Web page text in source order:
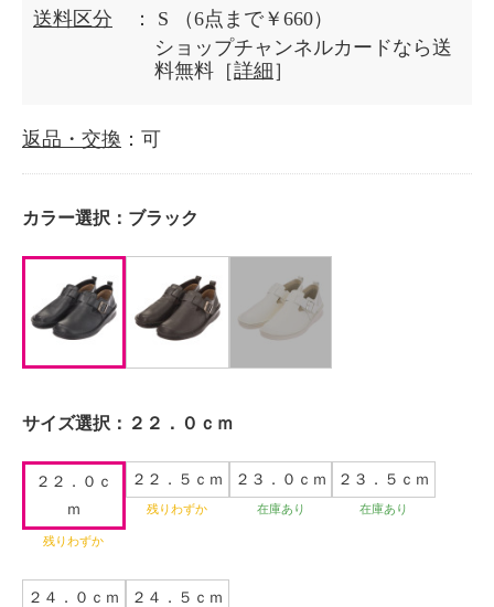
送料区分 ： S
（6点まで￥660）
ショップチャンネルカードなら送
料無料［詳細 ］
返品・交換 ：可
カラー選択： ブラック
サイズ選択： ２２．０ｃｍ
２２．０ｃ
ｍ
残りわずか
２２．５ｃｍ
残りわずか
２３．０ｃｍ
在庫あり
２３．５ｃｍ
在庫あり
２４．０ｃｍ ２４．５ｃｍ